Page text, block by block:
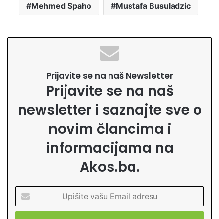
Mehmed Spaho Mustafa Busuladzic
Prijavite se na naš Newsletter
Prijavite se na naš
newsletter i saznajte sve o
novim člancima i
informacijama na
Akos.ba.
i